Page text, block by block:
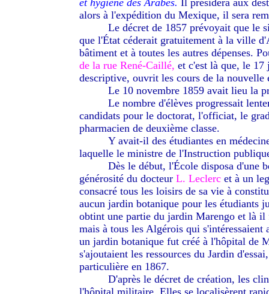
et hygiène des Arabes. Il présidera aux
alors à l'expédition du Mexique, il sera
Le décret de 1857 prévoyait que le
que l'État céderait gratuitement à la ville
bâtiment et à toutes les autres dépenses.
de la rue René-Caillé, et c'est là que, le 17
descriptive, ouvrit les cours de la nouvelle
Le 10 novembre 1859 avait lieu la
Le nombre d'élèves progressait
candidats pour le doctorat, l'officiat, le
pharmacien de deuxième classe.
Y avait-il des étudiantes en
laquelle le ministre de l'Instruction
Dès le début, l'École disposa d'une
générosité du docteur L. Leclerc et à un
consacré tous les loisirs de sa vie à
aucun jardin botanique pour les étudiants
obtint une partie du jardin Marengo et là il
mais à tous les Algérois qui s'intéressaient
un jardin botanique fut créé à l'hôpital de
s'ajoutaient les ressources du Jardin
particulière en 1867.
D'après le décret de création, les
l'hôpital militaire. Elles se localisèrent